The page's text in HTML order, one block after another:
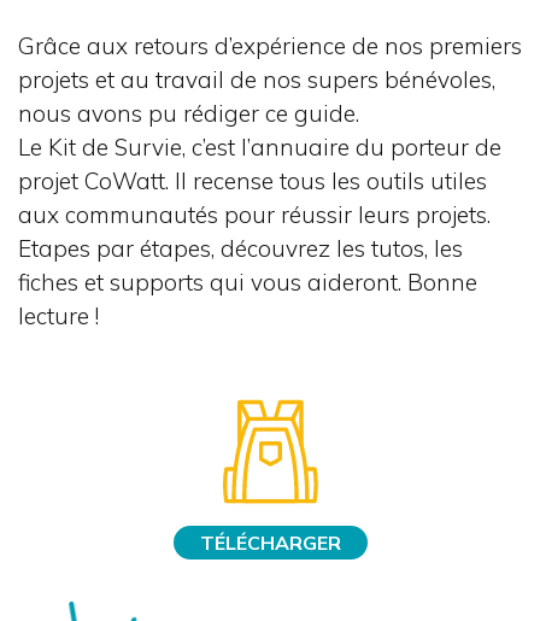
Grâce aux retours d’expérience de nos premiers
projets et au travail de nos supers bénévoles,
nous avons pu rédiger ce guide.
Le Kit de Survie, c’est l’annuaire du porteur de
projet CoWatt. Il recense tous les outils utiles
aux communautés pour réussir leurs projets.
Etapes par étapes, découvrez les tutos, les
fiches et supports qui vous aideront. Bonne
lecture !
TÉLÉCHARGER